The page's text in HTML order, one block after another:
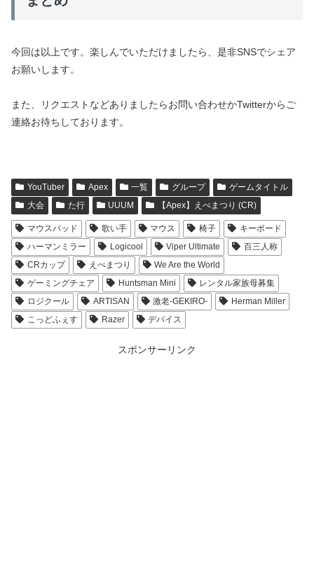
今回は以上です。楽しんでいただけましたら、是非SNSでシェア
お願いします。
また、リクエストなどありましたらお問い合わせかTwitterからご
連絡お待ちしております。
YouTuber Apex 一覧 グループ
ゲームタイトル
大会
た行 UUUM 【Apex】えぺまつり (CR)
マウスパッド 歌い手 マウス 椅子
キーボード
ハーマンミラー
Logicool Viper Ultimate
百三人称
CRカップ
えぺまつり
We Are the World
ゲーミングチェア
Huntsman Mini
レンタル家族母募集
ロジクール
ARTISAN 激老-GEKIRO-
Herman Miller
こっどふぇす
Razer デバイス
スポンサーリンク